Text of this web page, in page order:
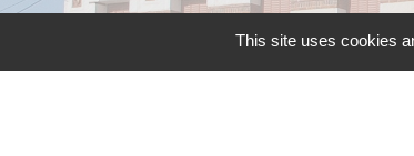
Contacts
This site uses cookies